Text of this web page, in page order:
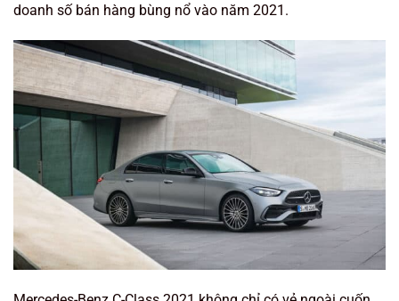
doanh số bán hàng bùng nổ vào năm 2021.